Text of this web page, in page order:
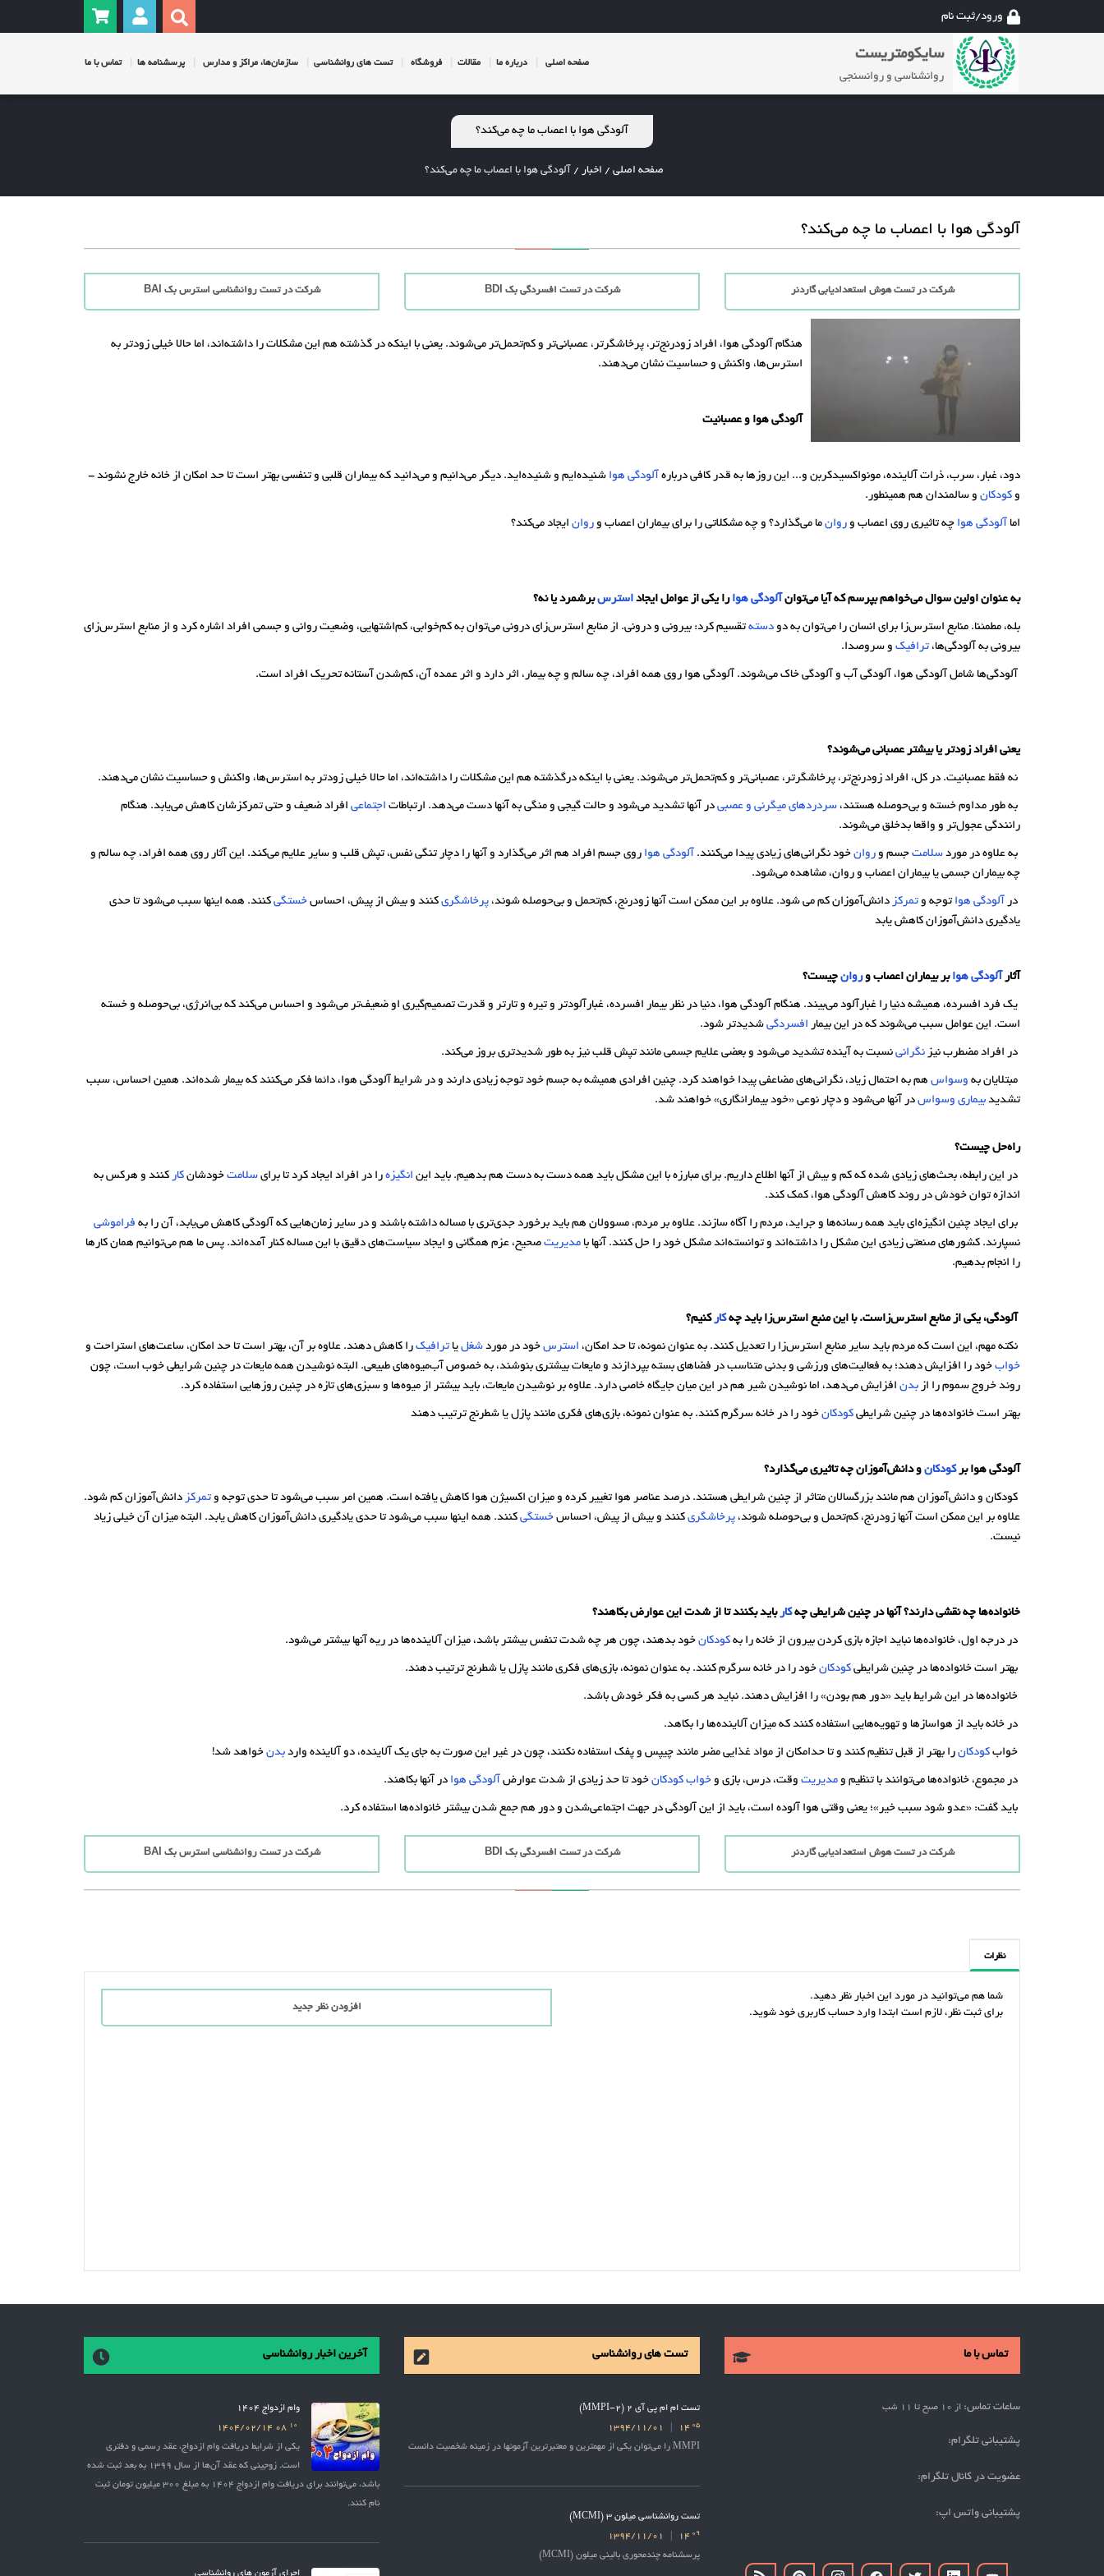
ورود/ثبت نام
سایکومتریست
روانشناسی و روانسنجی
صفحه اصلی درباره ما مقالات فروشگاه تست های روانشناسی سازمان‌ها، مراکز و مدارس پرسشنامه ها تماس با ما
آلودگی‌ هوا با اعصاب ما چه می‌کند؟
صفحه اصلی / اخبار / آلودگی‌ هوا با اعصاب ما چه می‌کند؟
آلودگی‌ هوا با اعصاب ما چه می‌کند؟
شرکت در تست هوش استعدادیابی گاردنر شرکت در تست افسردگی بک BDI شرکت در تست روانشناسی استرس بک BAI
هنگام آلودگی هوا، افراد زودرنج‌تر، پرخاشگرتر، عصبانی‌تر و کم‌تحمل‌تر می‌شوند. یعنی با اینکه در گذشته هم این مشکلات را داشته‌اند، اما حالا خیلی زودتر به
استرس‌ها، واکنش و حساسیت نشان می‌دهند.
آلودگی هوا و عصبانیت
دود، غبار، سرب، ذرات آلاینده‌، مونواکسیدکربن و... این روزها به قدر کافی درباره آلودگی هوا شنیده‌ایم و شنیده‌اید. دیگر می‌دانیم و می‌دانید که بیماران قلبی و تنفسی بهتر است تا حد امکان از خانه خارج نشوند -
و کودکان و سالمندان هم همینطور.
اما آلودگی هوا چه تاثیری روی اعصاب و روان ما می‌گذارد؟ و چه مشکلاتی را برای بیماران اعصاب و روان ایجاد می‌کند؟
به عنوان اولین سوال می‌خواهم بپرسم که آیا می‌توان آلودگی هوا را یکی از عوامل ایجاد استرسبرشمرد یا نه؟
بله، مطمئنا. منابع استرس‌زا برای انسان را می‌توان به دو دسته تقسیم کرد: بیرونی و درونی. از منابع استرس‌زای درونی می‌توان به کم‌خوابی، کم‌اشتهایی، وضعیت روانی و جسمی افراد اشاره کرد و از منابع استرس‌زای
بیرونی به آلودگی‌ها، ترافیک و سروصدا.
آلودگی‌ها شامل آلودگی هوا، آلودگی آب و آلودگی خاک می‌شوند. آلودگی‌ هوا روی همه افراد، چه سالم و چه بیمار، اثر دارد و اثر عمده آن، کم‌شدن آستانه تحریک افراد است.
یعنی افراد زودتر یا بیشتر عصبانی می‌شوند؟
نه فقط عصبانیت. در کل، افراد زودرنج‌تر، پرخاشگرتر، عصبانی‌تر و کم‌تحمل‌تر می‌شوند. یعنی با اینکه درگذشته هم این مشکلات را داشته‌اند، اما حالا خیلی زودتر به استرس‌ها، واکنش و حساسیت نشان می‌دهند.
به طور مداوم خسته و بی‌حوصله هستند، سردردهای میگرنی و عصبی در آنها تشدید می‌شود و حالت گیجی و منگی به آنها دست می‌دهد. ارتباطات اجتماعی افراد ضعیف و حتی تمرکزشان کاهش می‌یابد. هنگام
رانندگی عجول‌تر و واقعا بدخلق می‌شوند.
به علاوه در مورد سلامت جسم و روان خود نگرانی‌های زیادی پیدا می‌کنند. آلودگی هوا روی جسم افراد هم اثر می‌گذارد و آنها را دچار تنگی نفس، تپش قلب و سایر علایم می‌کند. این آثار روی همه افراد، چه سالم و
چه بیماران جسمی یا بیماران اعصاب و روان، مشاهده می‌شود.
در آلودگی هوا توجه و تمرکز دانش‌آموزان کم می شود. علاوه بر این ممکن است آنها زودرنج، کم‌تحمل و بی‌حوصله شوند، پرخاشگری کنند و بیش از پیش، احساس خستگی کنند. همه اینها سبب می‌شود تا حدی
یادگیری دانش‌آموزان کاهش یابد
آثار آلودگی هوا بر بیماران اعصاب وروان چیست؟
یک فرد افسرده، همیشه دنیا را غبارآلود می‌بیند. هنگام آلودگی هوا، دنیا در نظر بیمار افسرده، غبار‌آلودتر و تیره‌ و تارتر و قدرت تصمیم‌گیری او ضعیف‌تر می‌شود و احساس می‌کند که بی‌انرژی، بی‌حوصله و خسته
است. این عوامل سبب می‌شوند که در این بیمار افسردگی شدیدتر شود.
در افراد مضطرب نیز نگرانی نسبت به آینده تشدید می‌شود و بعضی علایم جسمی مانند تپش قلب نیز به طور شدیدتری بروز می‌کند.
مبتلایان به وسواس هم به احتمال زیاد، نگرانی‌های مضاعفی پیدا خواهند کرد. چنین افرادی همیشه به جسم خود توجه زیادی دارند و در شرایط آلودگی هوا، دائما فکر می‌کنند که بیمار شده‌‌اند. همین احساس، سبب
تشدید بیماری وسواس در آنها می‌شود و دچار نوعی «خود بیمارانگاری» خواهند شد.
راه‌حل‌ چیست؟
در این رابطه، بحث‌های زیادی شده که کم و بیش از آنها اطلاع داریم. برای مبارزه با این مشکل باید همه دست به دست هم بدهیم. باید این انگیزه را در افراد ایجاد کرد تا برای سلامت خودشان کار کنند و هرکس به
اندازه توان خودش در روند کاهش آلودگی هوا، کمک کند.
برای ایجاد چنین انگیزه‌ای باید همه رسانه‌ها و جراید، مردم را آگاه سازند. علاوه بر مردم، مسوولان هم باید برخورد جدی‌تری با مساله داشته باشند و در سایر زمان‌هایی که آلودگی کاهش می‌یابد، آن را به فراموشی
نسپارند. کشورهای صنعتی زیادی این مشکل را داشته‌اند و توانسته‌اند مشکل خود را حل کنند. آنها با مدیریت صحیح، عزم همگانی و ایجاد سیاست‌های دقیق با این مساله کنار آمده‌اند. پس ما هم می‌توانیم همان کارها
را انجام بدهیم.
آلودگی، یکی از منابع استرس‌زاست. با این منبع استرس‌زا باید چهکارکنیم؟
نکته مهم، این است که مردم باید سایر منابع استرس‌زا را تعدیل کنند. به عنوان نمونه، تا حد امکان، استرس خود در مورد شغل یا ترافیک را کاهش دهند. علاوه بر آن، بهتر است تا حد امکان، ساعت‌های استراحت و
خواب خود را افزایش دهند؛ به فعالیت‌های ورزشی و بدنی متناسب در فضاهای بسته بپردازند و مایعات بیشتری بنوشند، به خصوص آب‌میوه‌های طبیعی. البته نوشیدن همه مایعات در چنین شرایطی خوب است، چون
روند خروج سموم را از بدن افزایش می‌دهد، اما نوشیدن شیر هم در این میان جایگاه خاصی دارد. علاوه بر نوشیدن مایعات، باید بیشتر از میوه‌ها و سبزی‌های تازه در چنین روزهایی استفاده کرد.
بهتر است خانواده‌ها در چنین شرایطی کودکان خود را در خانه سرگرم کنند. به عنوان نمونه، بازی‌های فکری مانند پازل یا شطرنج ترتیب دهند
آلودگی هوا برکودکان و دانش‌آموزان چه تاثیری می‌گذارد؟
کودکان و دانش‌آموزان هم مانند بزرگسالان متاثر از چنین شرایطی هستند. درصد عناصر هوا تغییر کرده و میزان اکسیژن هوا کاهش یافته است. همین امر سبب می‌شود تا حدی توجه و تمرکز دانش‌آموزان کم شود.
علاوه بر این ممکن است آنها زودرنج، کم‌تحمل و بی‌حوصله شوند، پرخاشگری کنند و بیش از پیش، احساس خستگی کنند. همه اینها سبب می‌شود تا حدی یادگیری دانش‌آموزان کاهش یابد. البته میزان آن خیلی زیاد
نیست.
خانواده‌ها چه نقشی دارند؟ آنها در چنین شرایطی چهکارباید بکنند تا از شدت این عوارض بکاهند؟
در درجه اول، خانواده‌ها نباید اجازه بازی کردن بیرون از خانه را به کودکان خود بدهند، چون هر چه شدت تنفس بیشتر باشد، میزان آلاینده‌ها در ریه آنها بیشتر می‌شود.
بهتر است خانواده‌ها در چنین شرایطی کودکان خود را در خانه سرگرم کنند. به عنوان نمونه، بازی‌های فکری مانند پازل یا شطرنج ترتیب دهند.
خانواده‌ها در این شرایط باید «دور هم بودن» را افزایش دهند. نباید هر کسی به فکر خودش باشد.
در خانه باید از هواسازها و تهویه‌هایی استفاده کنند که میزان آلاینده‌ها را بکاهد.
خواب کودکان را بهتر از قبل تنظیم کنند و تا حدامکان از مواد غذایی مضر مانند چیپس و پفک استفاده نکنند، چون در غیر این صورت به جای یک آلاینده، دو آلاینده وارد بدن خواهد شد!
در مجموع، خانواده‌ها می‌توانند با تنظیم و مدیریت وقت، درس، بازی و خواب کودکان خود تا حد زیادی از شدت عوارض آلودگی هوا در آنها بکاهند.
باید گفت: «عدو شود سبب خیر»؛ یعنی وقتی هوا آلوده است، باید از این آلودگی‌ در جهت اجتماعی‌شدن و دور هم جمع شدن بیشتر خانواده‌ها استفاده کرد.
شرکت در تست هوش استعدادیابی گاردنر شرکت در تست افسردگی بک BDI شرکت در تست روانشناسی استرس بک BAI
نظرات
شما هم می‌توانید در مورد این اخبار نظر دهید.
برای ثبت نظر، لازم است ابتدا وارد حساب کاربری خود شوید.
افزودن نظر جدید
تماس با ما
ساعات تماس: از 10 صبح تا 11 شب
پشتیبانی تلگرام:
عضویت در کانال تلگرام:
پشتیبانی واتس اپ:
تست های روانشناسی
تست ام ام پی آی 2 (MMPI-2)
05
14
1394/11/01
MMPI را می‌توان یکی از مهمترین و معتبرترین آزمونها در زمینه شخصیت دانست
تست روانشناسی میلون 3 (MCMI)
09
14
1394/11/01
پرسشنامه چندمحوری بالینی میلون (MCMI)
آخرین اخبار روانشناسی
وام ازدواج 1404
10
1404/02/14
یکی از شرایط دریافت وام ازدواج، عقد رسمی و دفتری
است. زوجینی که عقد آن‌ها از سال 1399 به بعد ثبت شده
باشد، می‌توانند برای دریافت وام ازدواج 1404 به مبلغ 300 میلیون تومان ثبت
نام کنند.
اجرای آزمون های روانشناسی